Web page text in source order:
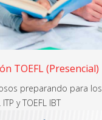
TOEFL (Presencial)
preparando para
y TOEFL IBT